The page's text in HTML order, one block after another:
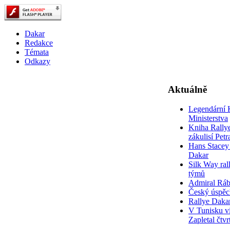
Dakar
Redakce
Témata
Odkazy
Aktuálně
Legendární
Ministerstva
Kniha
zákulisí
Hans
Dakar
Silk Way
týmů
Admiral
Český
Rallye
V Tunisku
Zapletal